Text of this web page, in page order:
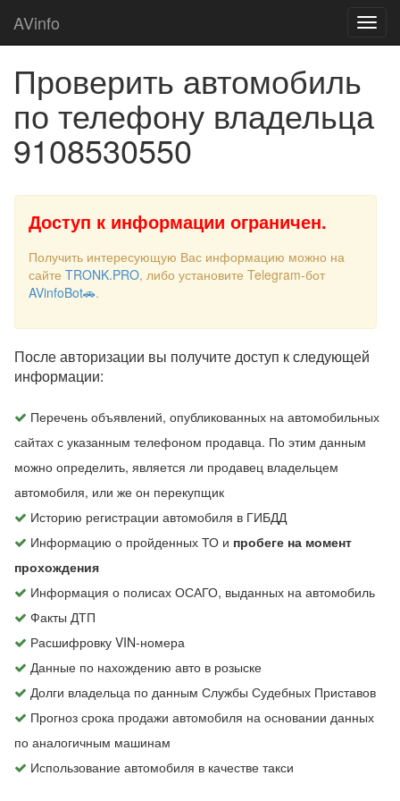
AVinfo
Проверить автомобиль
по телефону владельца
9108530550
Доступ к информации ограничен.
Получить интересующую Вас информацию можно на
сайте TRONK.PRO, либо установите Telegram-бот
AVinfoBot🚗.
После авторизации вы получите доступ к следующей
информации:
Перечень объявлений, опубликованных на автомобильных
сайтах с указанным телефоном продавца. По этим данным
можно определить, является ли продавец владельцем
автомобиля, или же он перекупщик
Историю регистрации автомобиля в ГИБДД
Информацию о пройденных ТО и пробеге на момент
прохождения
Информация о полисах ОСАГО, выданных на автомобиль
Факты ДТП
Расшифровку VIN-номера
Данные по нахождению авто в розыске
Долги владельца по данным Службы Судебных Приставов
Прогноз срока продажи автомобиля на основании данных
по аналогичным машинам
Использование автомобиля в качестве такси